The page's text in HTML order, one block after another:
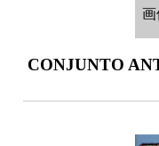
画
CONJUNTO